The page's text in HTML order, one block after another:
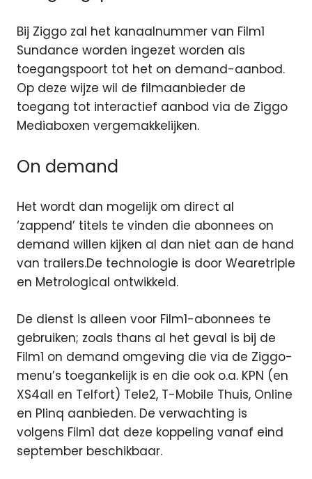
Bij Ziggo zal het kanaalnummer van Film1
Sundance worden ingezet worden als
toegangspoort tot het on demand-aanbod.
Op deze wijze wil de filmaanbieder de
toegang tot interactief aanbod via de Ziggo
Mediaboxen vergemakkelijken.
On demand
Het wordt dan mogelijk om direct al
‘zappend’ titels te vinden die abonnees on
demand willen kijken al dan niet aan de hand
van trailers.De technologie is door Wearetriple
en Metrological ontwikkeld.
De dienst is alleen voor Film1-abonnees te
gebruiken; zoals thans al het geval is bij de
Film1 on demand omgeving die via de Ziggo-
menu’s toegankelijk is en die ook o.a. KPN (en
XS4all en Telfort) Tele2, T-Mobile Thuis, Online
en Plinq aanbieden. De verwachting is
volgens Film1 dat deze koppeling vanaf eind
september beschikbaar.